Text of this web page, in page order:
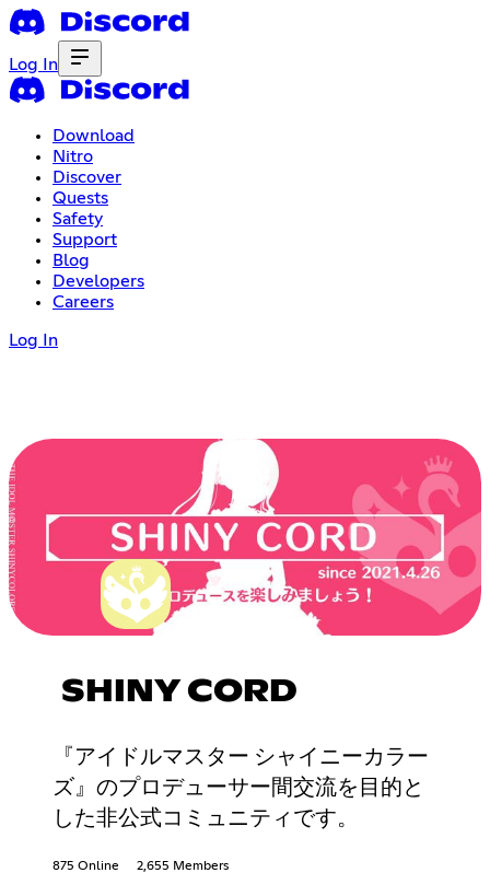
Log In
Download
Nitro
Discover
Quests
Safety
Support
Blog
Developers
Careers
Log In
SHINY CORD
『アイドルマスター シャイニーカラー
ズ』のプロデューサー間交流を目的と
した非公式コミュニティです。
875 Online 2,655 Members